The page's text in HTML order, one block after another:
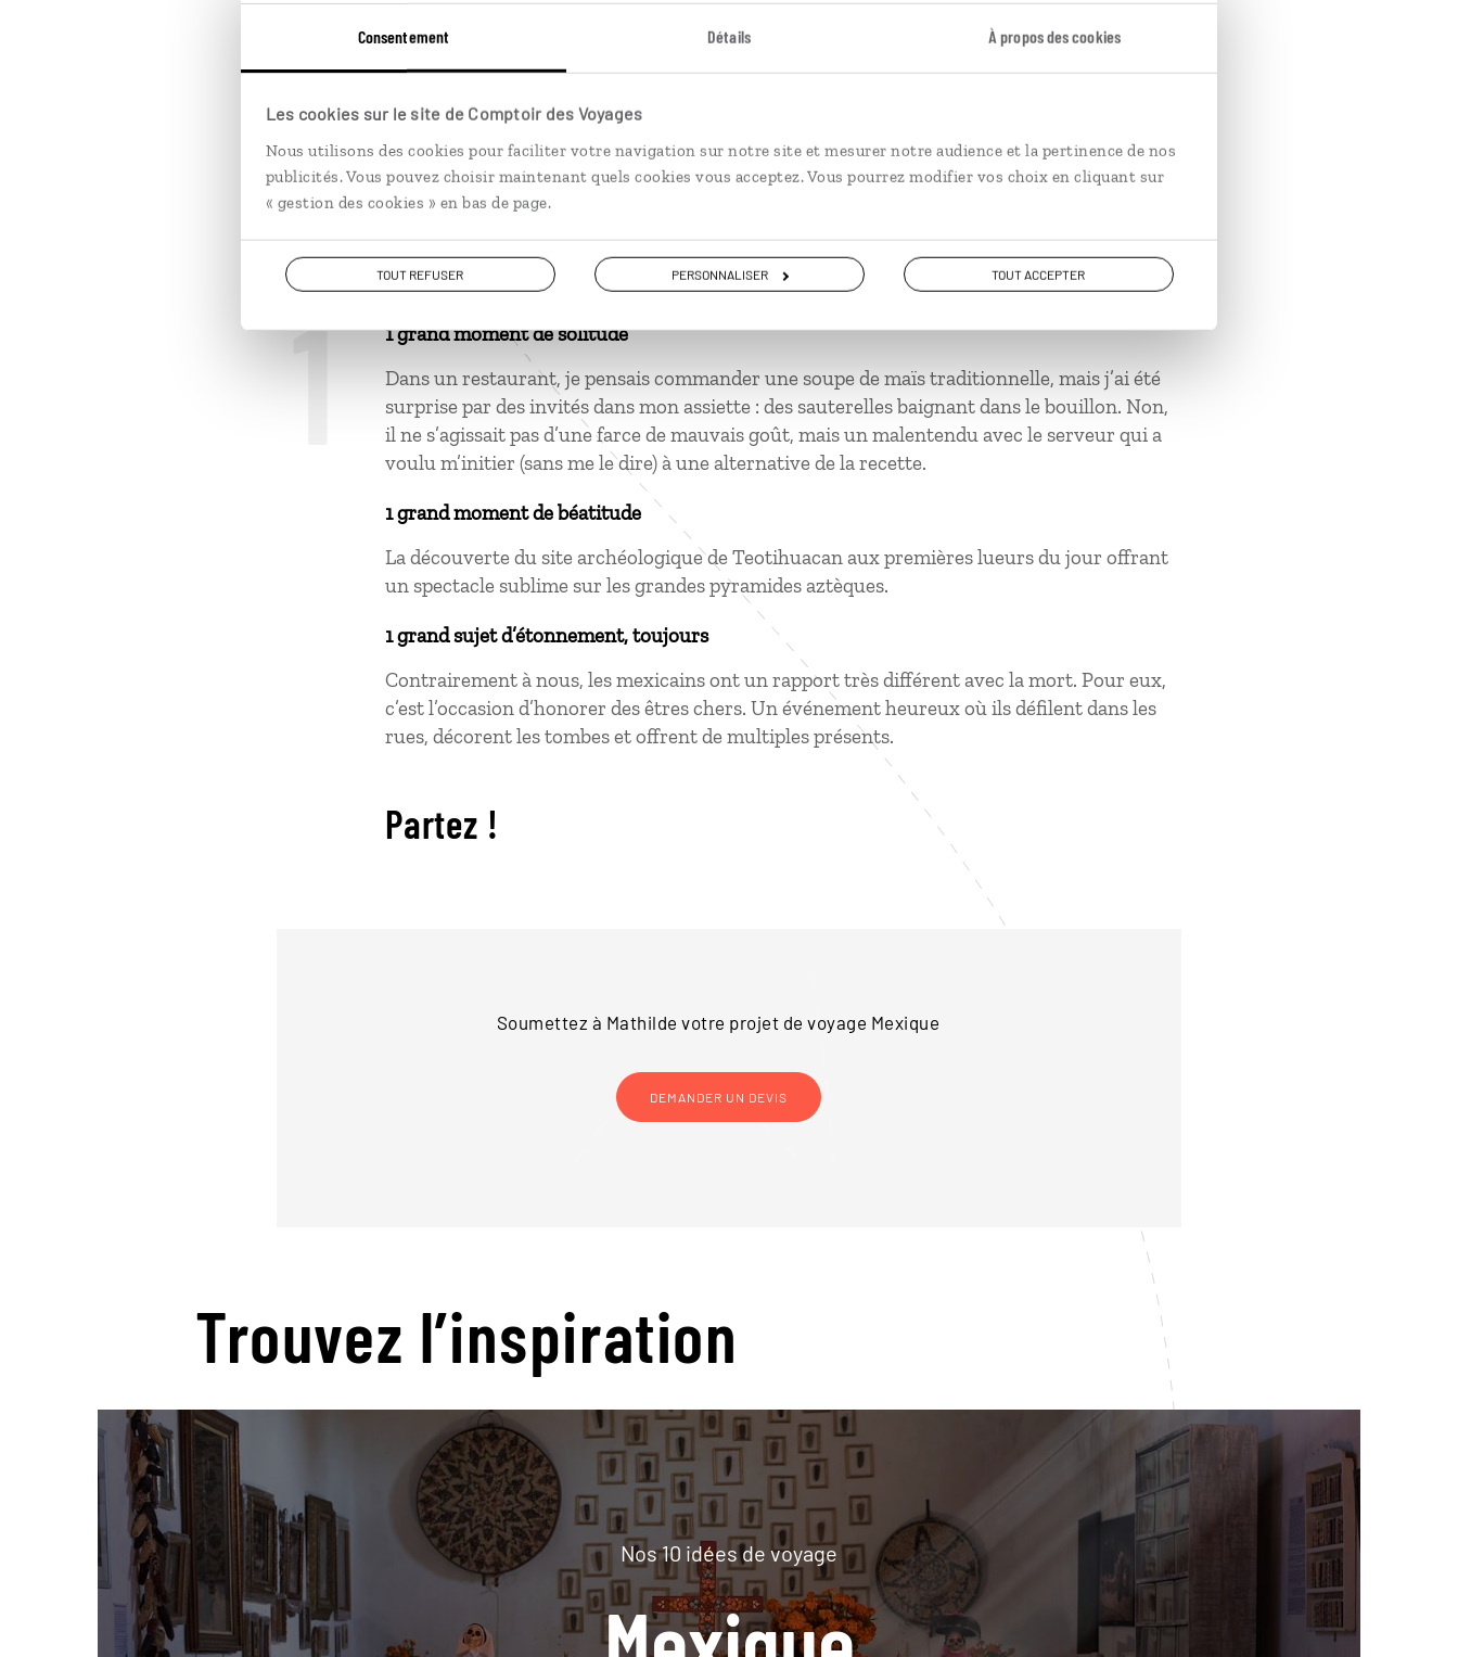
Consentement Détails À propos des cookies
Les cookies sur le site de Comptoir des Voyages
Nous utilisons des cookies pour faciliter votre navigation sur notre site et mesurer notre audience et la pertinence de nos
publicités. Vous pouvez choisir maintenant quels cookies vous acceptez. Vous pourrez modifier vos choix en cliquant sur
« gestion des cookies » en bas de page.
TOUT REFUSER PERSONNALISER TOUT ACCEPTER
2 choses apprises là-bas
C’est le cas notamment avec la fête des Morts, une tradition importante qui célèbre les
défunts autour de joyeuses festivités.
Il n’y a pas d’heure pour siroter un verre demezcalou unshotde tequila, ces spiritueux
populaires issus des agaves mexicains.
1
1 grand moment de solitude
Dans un restaurant, je pensais commander une soupe de maïs traditionnelle, mais j’ai été
surprise par des invités dans mon assiette : des sauterelles baignant dans le bouillon. Non,
il ne s’agissait pas d’une farce de mauvais goût, mais un malentendu avec le serveur qui a
voulu m’initier (sans me le dire) à une alternative de la recette.
1 grand moment de béatitude
La découverte du site archéologique de Teotihuacan aux premières lueurs du jour offrant
un spectacle sublime sur les grandes pyramides aztèques.
1 grand sujet d’étonnement, toujours
Contrairement à nous, les mexicains ont un rapport très différent avec la mort. Pour eux,
c’est l’occasion d’honorer des êtres chers. Un événement heureux où ils défilent dans les
rues, décorent les tombes et offrent de multiples présents.
Partez !
Soumettez à Mathilde votre projet de voyage Mexique
DEMANDER UN DEVIS
Trouvez l’inspiration
Nos 10 idées de voyage